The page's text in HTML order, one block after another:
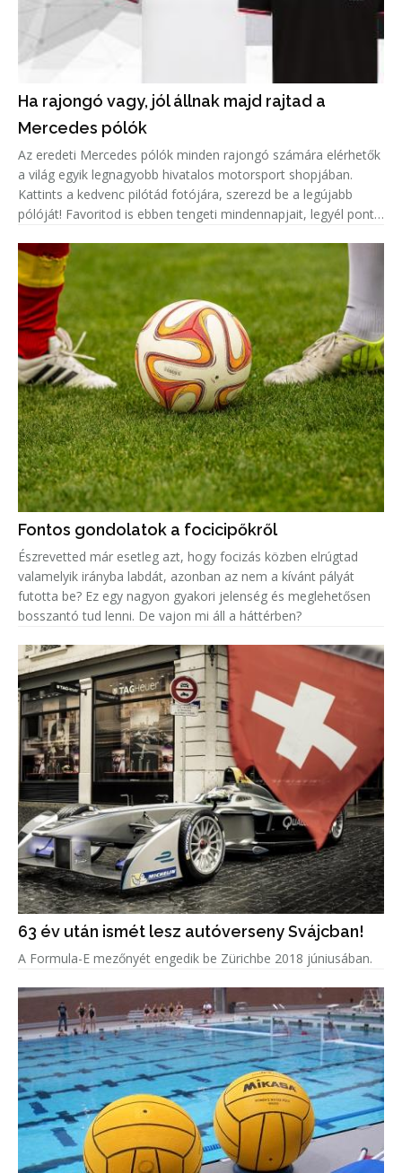
Ha rajongó vagy, jól állnak majd rajtad a
Mercedes pólók
Az eredeti Mercedes pólók minden rajongó számára elérhetők
a világ egyik legnagyobb hivatalos motorsport shopjában.
Kattints a kedvenc pilótád fotójára, szerezd be a legújabb
pólóját! Favoritod is ebben tengeti mindennapjait, legyél pont
Fontos gondolatok a focicipőkről
Észrevetted már esetleg azt, hogy focizás közben elrúgtad
valamelyik irányba labdát, azonban az nem a kívánt pályát
futotta be? Ez egy nagyon gyakori jelenség és meglehetősen
bosszantó tud lenni. De vajon mi áll a háttérben?
63 év után ismét lesz autóverseny Svájcban!
A Formula-E mezőnyét engedik be Zürichbe 2018 júniusában.